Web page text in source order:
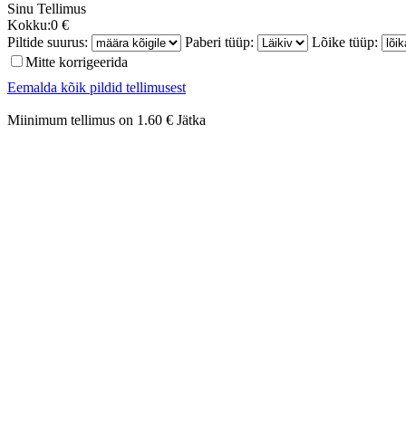
Sinu Tellimus
Kokku:0 €
Piltide suurus:
Paberi tüüp:
Lõike tüüp:
Mitte korrigeerida
Eemalda kõik pildid tellimusest
Miinimum tellimus on 1.60 € Jätka